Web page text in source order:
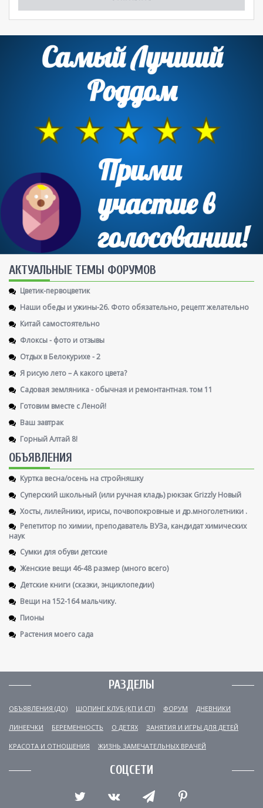
AКТУАЛЬНЫЕ ТЕМЫ ФОРУМОВ
Цветик-первоцветик
Наши обеды и ужины-26. Фото обязательно, рецепт желательно
Китай самостоятельно
Флоксы - фото и отзывы
Отдых в Белокурихе - 2
Я рисую лето – А какого цвета?
Садовая земляника - обычная и ремонтантная. том 11
Готовим вместе с Леной!
Ваш завтрак
Горный Алтай 8!
ОБЪЯВЛЕНИЯ
Куртка весна/осень на стройняшку
Суперский школьный (или ручная кладь) рюкзак Grizzly Новый
Хосты, лилейники, ирисы, почвопокровные и др.многолетники .
Репетитор по химии, преподаватель ВУЗа, кандидат химических
наук
Сумки для обуви детские
Женские вещи 46-48 размер (много всего)
Детские книги (сказки, энциклопедии)
Вещи на 152-164 мальчику.
Пионы
Растения моего сада
РАЗДЕЛЫ
ОБЪЯВЛЕНИЯ (ДО) ШОПИНГ КЛУБ (КП И СП) ФОРУМ ДНЕВНИКИ
ЛИНЕЕЧКИ БЕРЕМЕННОСТЬ О ДЕТЯХ ЗАНЯТИЯ И ИГРЫ ДЛЯ ДЕТЕЙ
КРАСОТА И ОТНОШЕНИЯ ЖИЗНЬ ЗАМЕЧАТЕЛЬНЫХ ВРАЧЕЙ
СОЦСЕТИ